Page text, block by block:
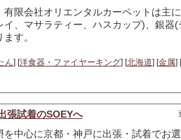
有限会社オリエンタルカーペットは主
イ、マサラティー、ハスカップ)、銀
す。
ん] [洋食器・ファイヤーキング] [北海道] [金属] [
張試着のSOEYへ
を中心に京都・神戸に出張・試着でお